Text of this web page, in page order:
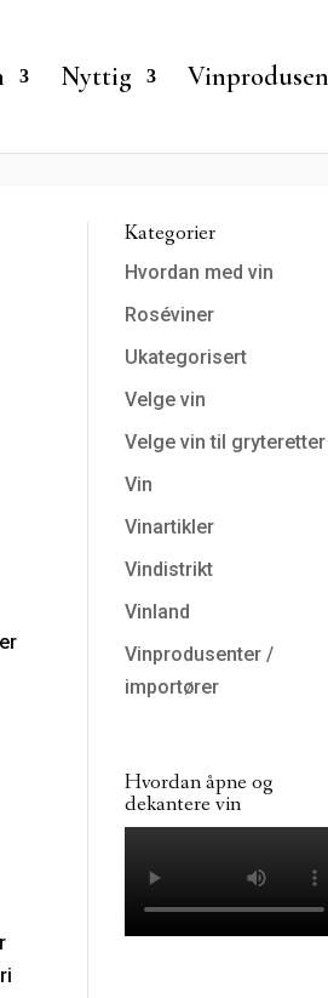
Nyttig
Kategorier
Hvordan med vin
Roséviner
Ukategorisert
Velge vin
Velge vin til gryteretter
Vin
Vinartikler
Vindistrikt
Vinland
Vinprodusenter /
importører
Hvordan åpne og
dekantere vin